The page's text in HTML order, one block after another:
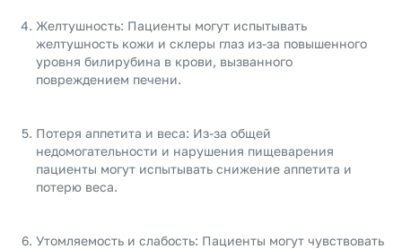
Желтушность: Пациенты могут испытывать
желтушность кожи и склеры глаз из-за повышенного
уровня билирубина в крови, вызванного
повреждением печени.
Потеря аппетита и веса: Из-за общей
недомогательности и нарушения пищеварения
пациенты могут испытывать снижение аппетита и
потерю веса.
Утомляемость и слабость: Пациенты могут чувствовать